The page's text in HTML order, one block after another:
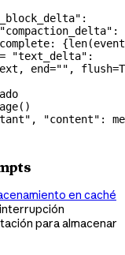
:
"compaction_delta" :
{len
"text_delta" :
end="" , flush=
, "content" :
en caché
para almacenar